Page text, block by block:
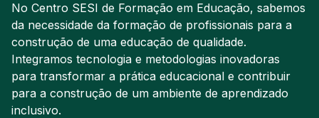
No Centro SESI de Formação em Educação, sabemos
da necessidade da formação de profissionais para a
construção de uma educação de qualidade.
Integramos tecnologia e metodologias inovadoras
para transformar a prática educacional e contribuir
para a construção de um ambiente de aprendizado
inclusivo.